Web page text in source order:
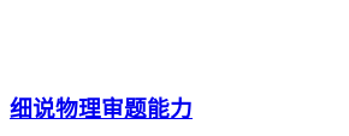
细说物理审题能力